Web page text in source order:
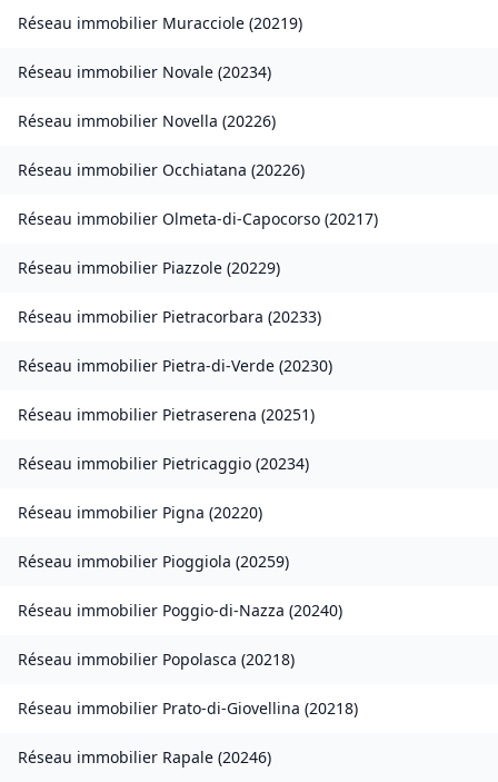
Réseau immobilier Muracciole (20219)
Réseau immobilier Novale (20234)
Réseau immobilier Novella (20226)
Réseau immobilier Occhiatana (20226)
Réseau immobilier Olmeta-di-Capocorso (20217)
Réseau immobilier Piazzole (20229)
Réseau immobilier Pietracorbara (20233)
Réseau immobilier Pietra-di-Verde (20230)
Réseau immobilier Pietraserena (20251)
Réseau immobilier Pietricaggio (20234)
Réseau immobilier Pigna (20220)
Réseau immobilier Pioggiola (20259)
Réseau immobilier Poggio-di-Nazza (20240)
Réseau immobilier Popolasca (20218)
Réseau immobilier Prato-di-Giovellina (20218)
Réseau immobilier Rapale (20246)